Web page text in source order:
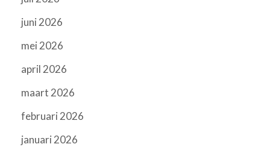
juni 2026
mei 2026
april 2026
maart 2026
februari 2026
januari 2026